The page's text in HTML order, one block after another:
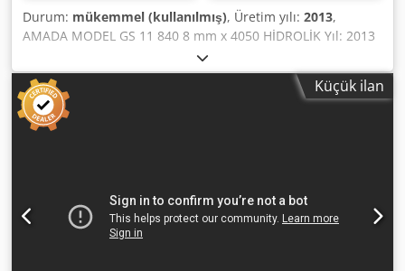
Durum: mükemmel (kullanılmış), Üretim yılı: 2013,
AMADA MODEL GS 11 840 8 mm x 4050 HİDROLİK Yıl: 2013
PROGRAMLANABİLİR CNC GİYOTİN MAKASI PASLANMAZ
ÇELİK KAPASİTESİ: 6 mm ALÜMİNYUM KAPASİTESİ: 10 mm
KESME UZUNLUĞU: 4050 mm ELEKTRİKLİ ARKA DAYAMA:
1000 mm PNÖMATİK SAC DESTEKLERİ YAN DAYAMA: 1,5
METRE SERİ NUMARASI: BASKI KOLU: HİDROLİK BIÇAK
VURUŞ SAYAÇI: STANDART Dedpfx Aieyr H U Dskjck
AYARLANABİLİR VURUŞ: STANDART MOTOR: 16 KW
AĞIRLIK: 11.650 KG
Küçük ilan